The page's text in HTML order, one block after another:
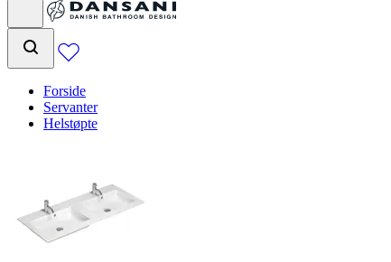
Forside
Servanter
Helstøpte